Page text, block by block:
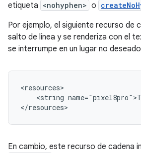
etiqueta <nohyphen> o
Por ejemplo, el siguiente recurso de
salto de línea y se renderiza con el
se interrumpe en un lugar no
<string
En cambio, este recurso de cadena